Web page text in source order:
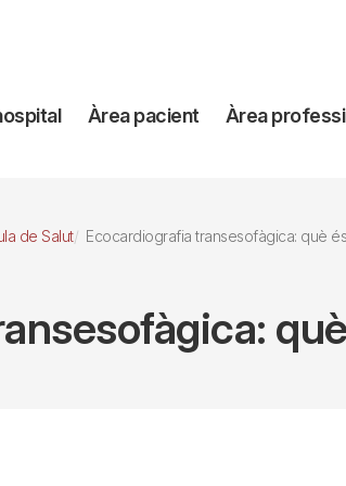
Àrea pacient Àrea
de Salut Ecocardiografia transesofàgica: què